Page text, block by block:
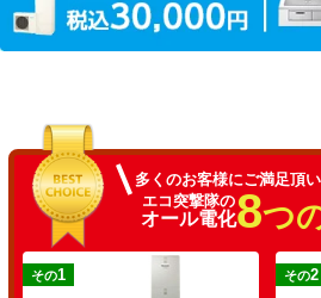
多くのお客様にご満足頂
エコ突撃隊の
オール電化8つ
その1 その2